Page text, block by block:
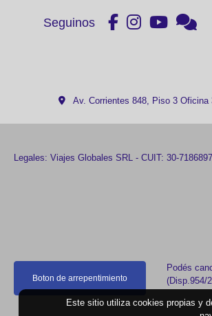
Seguinos
Av. Corrientes 848, Piso 3 Oficina
Legales: Viajes Globales SRL - CUIT: 30-
Boton de arrepentimiento
Podés
(Disp.954/
Este sitio utiliza cookies propias y